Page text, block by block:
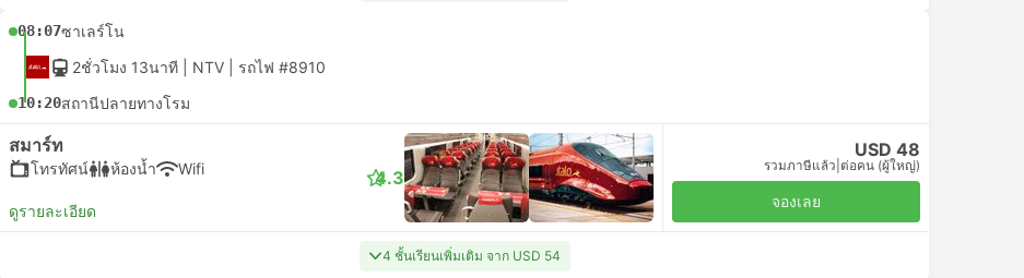
08:07ซาเลร์โน
2ชั่วโมง 13นาที | NTV รถไฟ #8910
10:20สถานีปลายทางโรม
สมาร์ท
โทรทัศน์ ห้องน้ำ Wifi
ดูรายละเอียด
4.3
USD 48
รวมภาษีแล้ว ต่อคน (ผู้ใหญ่)
จองเลย
4 ชั้นเรียนเพิ่มเติม จาก USD 54